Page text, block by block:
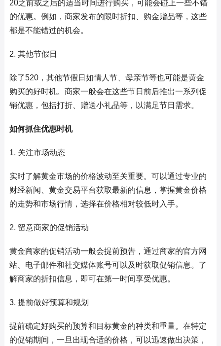
20之前或之后的适当时间进行购买，可能会碰上一些不错
的优惠。例如，商家发布的限时折扣、购金赠品等，这些
都是不能错过的机会。
2. 其他节假日
除了520，其他节假日如情人节、母亲节等也可能是黄金
购买的好时机。商家一般会在这些节日前后推出一系列促
销优惠，包括打折、赠送小礼品等，以满足节日需求。
如何抓住优惠时机
1. 关注市场动态
实时了解黄金市场的价格波动至关重要。可以通过专业的
财经新闻、黄金交易平台获取最新的信息，掌握黄金价格
的走势和市场行情，选择在价格相对较低时入手。
2. 留意商家的促销活动
黄金商家的促销活动一般会提前预告，通过商家的官方网
站、电子邮件和社交媒体账号可以及时获取促销信息。了
解商家的折扣信息，即可在第一时间享受优惠。
3. 提前做好预算和规划
提前确定好购买的预算和目标黄金的种类和重量。在特定
的促销期间，一旦出现合适的价格，可以迅速做出决策，